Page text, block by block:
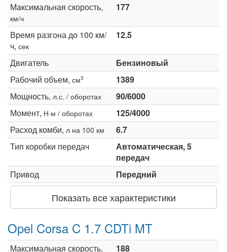
Максимальная скорость,
км/ч
177
Время разгона до 100 км/
ч, сек
12.5
Двигатель
Бензиновый
Рабочий объем, см3
1389
Мощность, л.с. / оборотах
90/6000
Момент, Н·м / оборотах
125/4000
Расход комби, л на 100 км
6.7
Тип коробки передач
Автоматическая, 5
передач
Привод
Передний
Показать все характеристики
Opel Corsa C 1.7 CDTi MT
Максимальная скорость, 188